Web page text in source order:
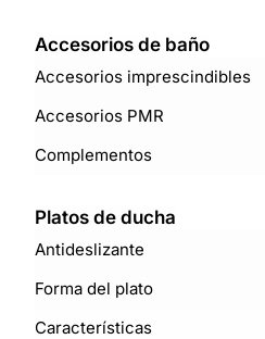
Accesorios de baño
Accesorios imprescindibles
Accesorios PMR
Complementos
Platos de ducha
Antideslizante
Forma del plato
Características